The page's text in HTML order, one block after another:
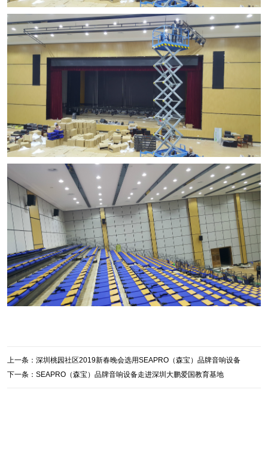
上一条： 深圳桃园社区2019新春晚会选用SEAPRO（森宝）品牌音响设备
下一条： SEAPRO（森宝）品牌音响设备走进深圳大鹏爱国教育基地